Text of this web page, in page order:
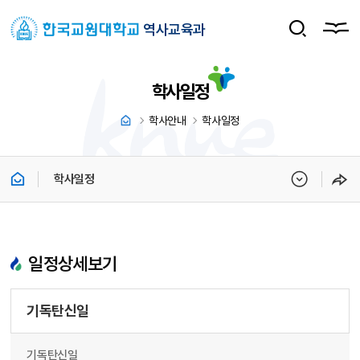
역사교육과
학사일정
학사안내 학사일정
학사일정
일정상세보기
기독탄신일
기독탄신일